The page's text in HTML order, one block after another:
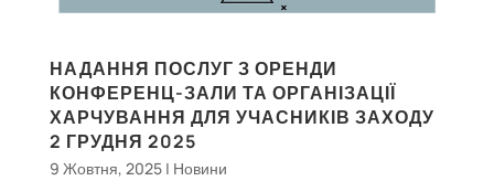
НАДАННЯ ПОСЛУГ З ОРЕНДИ
КОНФЕРЕНЦ-ЗАЛИ ТА ОРГАНІЗАЦІЇ
ХАРЧУВАННЯ ДЛЯ УЧАСНИКІВ ЗАХОДУ
2 ГРУДНЯ 2025
9 Жовтня, 2025| Новини